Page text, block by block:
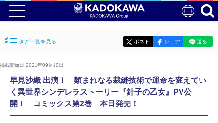
タグ一覧を見る ポスト シェア 送る
掲載開始日 2021年09月10日
早見沙織 出演！ 類まれなる裁縫技術で運命を変えてい
く異世界シンデレラストーリー『針子の乙女』PV公
開！ コミックス第2巻 本日発売！